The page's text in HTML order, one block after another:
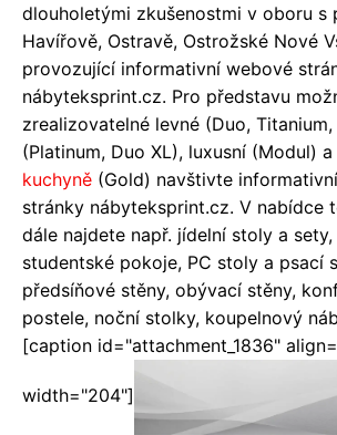
dlouholetými zkušenostmi v oboru s
Havířově, Ostravě, Ostrožské Nové
provozující informativní webové
nábyteksprint.cz. Pro představu
zrealizovatelné levné (Duo,
(Platinum, Duo XL), luxusní (Modul) a
kuchyně (Gold) navštivte
stránky nábyteksprint.cz. V nabídce
dále najdete např. jídelní stoly a
studentské pokoje, PC stoly a psací
předsíňové stěny, obývací stěny,
postele, noční stolky, koupelnový
[caption id="attachment_1836"
width="204"]